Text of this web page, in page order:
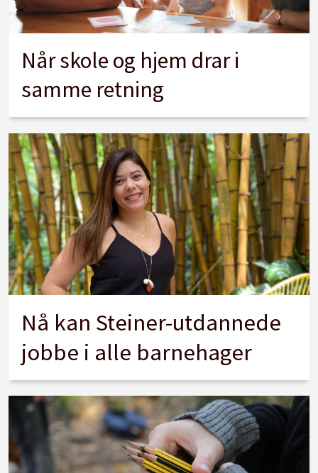
Når skole og hjem drar i
samme retning
Nå kan Steiner-utdannede
jobbe i alle barnehager